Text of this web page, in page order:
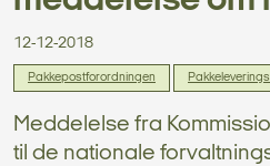
12-12-2018
Pakkepostforordningen
Meddelelse fra
til de nationale